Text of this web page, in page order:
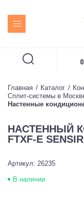
Главная Каталог
Сплит-системы в
Настенные
НАСТЕННЫЙ
FTXF-E
Артикул: 26235
В наличии